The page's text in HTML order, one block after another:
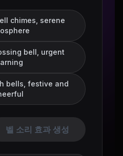
chimes, serene
bell, urgent
bells, festive and
벨 소리 효과 생성